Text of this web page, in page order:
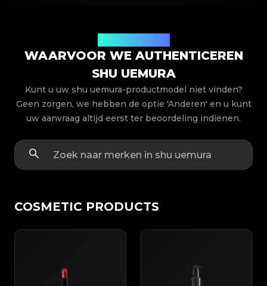
WAARVOOR WE AUTHENTICEREN
SHU UEMURA
Kunt u uw shu uemura-productmodel niet vinden?
Geen zorgen, we hebben de optie 'Anderen' en u kunt
uw aanvraag altijd eerst ter beoordeling indienen.
COSMETIC PRODUCTS